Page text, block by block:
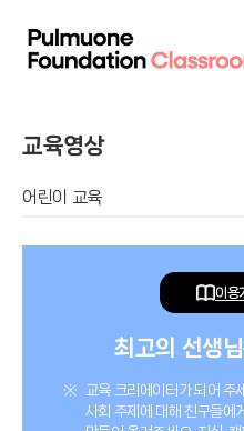
교육영상
어린이 교육
이용
최고의 선생
교육 크리에이터가 되어 주
사회 주제에 대해 친구들에